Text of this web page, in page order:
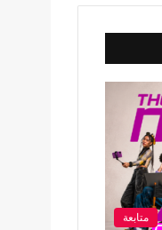
متابعة